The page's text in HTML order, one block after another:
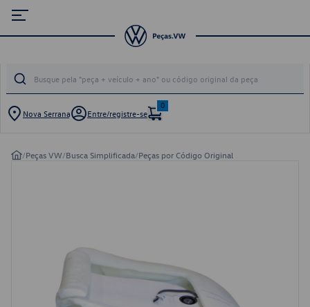
Nova Serrana Entre/registre-se
0
/Peças VW/Busca Simplificada/Peças por Código Original